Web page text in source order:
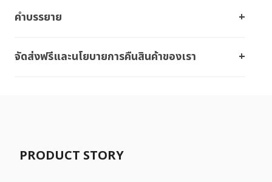
คำบรรยาย
จัดส่งฟรีและนโยบายการคืนสินค้าของเรา
PRODUCT STORY